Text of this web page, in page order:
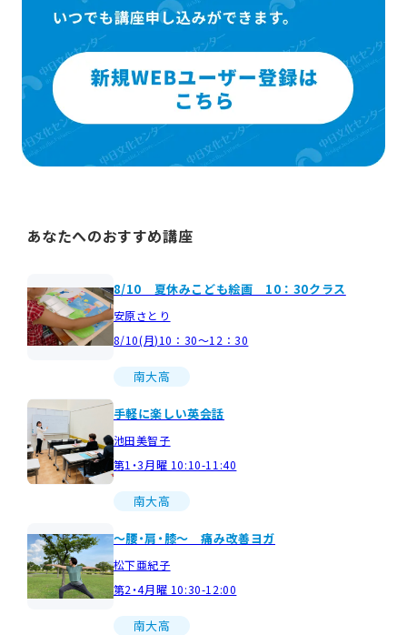
あなたへのおすすめ講座
8/10 夏休みこども絵画 10：30クラス
安原さとり
8/10(月)10：30～12：30
南大高
手軽に楽しい英会話
池田美智子
第1・3月曜 10:10-11:40
南大高
～腰・肩・膝～ 痛み改善ヨガ
松下亜紀子
第2・4月曜 10:30-12:00
南大高